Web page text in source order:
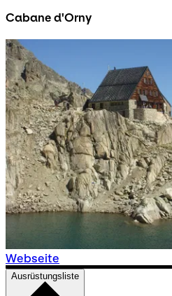
Cabane d'Orny
Webseite
Ausrüstungsliste